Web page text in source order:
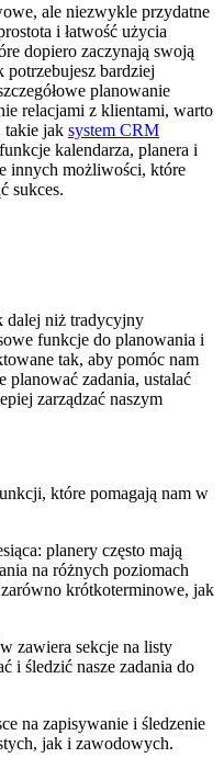
ale niezwykle przydatne
i łatwość użycia
dopiero zaczynają swoją
potrzebujesz bardziej
planowanie
relacjami z klientami, warto
takie jak system CRM
kalendarza, planera i
innych możliwości, które
sukces.
dalej niż tradycyjny
funkcje do planowania i
tak, aby pomóc nam
planować zadania, ustalać
zarządzać naszym
które pomagają nam w
planery często mają
na różnych poziomach
krótkoterminowe, jak
zawiera sekcje na listy
i śledzić nasze zadania do
na zapisywanie i śledzenie
jak i zawodowych.